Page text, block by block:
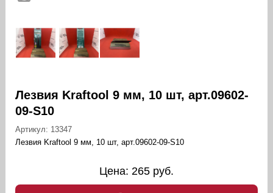
Лезвия Kraftool 9 мм, 10 шт, арт.09602-
09-S10
Артикул: 13347
Лезвия Kraftool 9 мм, 10 шт, арт.09602-09-S10
Цена: 265 руб.